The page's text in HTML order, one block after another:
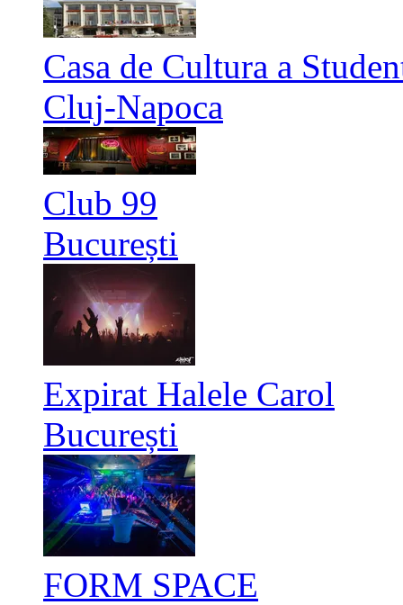
Casa de Cultura a
Cluj-Napoca
Club 99
București
Expirat Halele Carol
București
FORM SPACE